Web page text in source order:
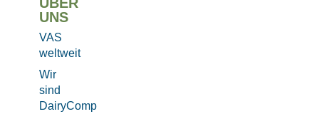
UNS
VAS
weltweit
Wir
sind
DairyComp